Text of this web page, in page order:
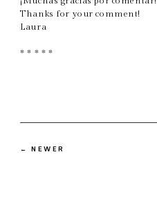
Thanks for your comment!
Laura
* * * * *
← NEWER